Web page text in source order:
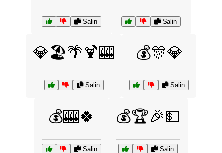
Salin Salin
💎🏖️🌴🍹🎰
Salin
💰🎊💎
Salin
💰🎰🍀
Salin
💰🏆🎉💵
Salin